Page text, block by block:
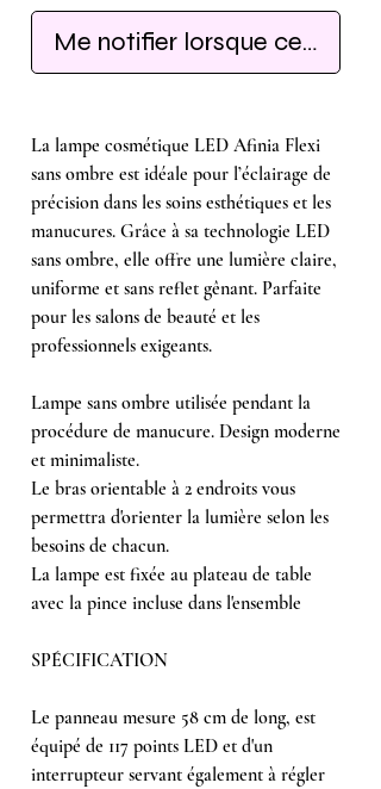
Me notifier lorsque cet
La lampe cosmétique LED Afinia Flexi
sans ombre est idéale pour l’éclairage de
précision dans les soins esthétiques et les
manucures. Grâce à sa technologie LED
sans ombre, elle offre une lumière claire,
uniforme et sans reflet gênant. Parfaite
pour les salons de beauté et les
professionnels exigeants.
Lampe sans ombre utilisée pendant la
procédure de manucure. Design moderne
et minimaliste.
Le bras orientable à 2 endroits vous
permettra d'orienter la lumière selon les
besoins de chacun.
La lampe est fixée au plateau de table
avec la pince incluse dans l'ensemble
SPÉCIFICATION
Le panneau mesure 58 cm de long, est
équipé de 117 points LED et d'un
interrupteur servant également à régler